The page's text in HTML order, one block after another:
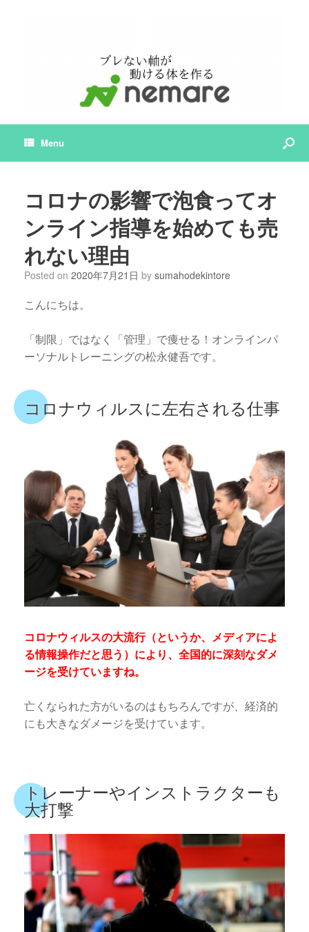
Menu
コロナの影響で泡食ってオ
ンライン指導を始めても売
れない理由
Posted on 2020年7月21日 by sumahodekintore
こんにちは。
「制限」ではなく「管理」で痩せる！オンラインパ
ーソナルトレーニングの松永健吾です。
コロナウィルスに左右される仕事
コロナウィルスの大流行（というか、メディアによ
る情報操作だと思う）により、全国的に深刻なダメ
ージを受けていますね。
亡くなられた方がいるのはもちろんですが、経済的
にも大きなダメージを受けています。
トレーナーやインストラクターも
大打撃